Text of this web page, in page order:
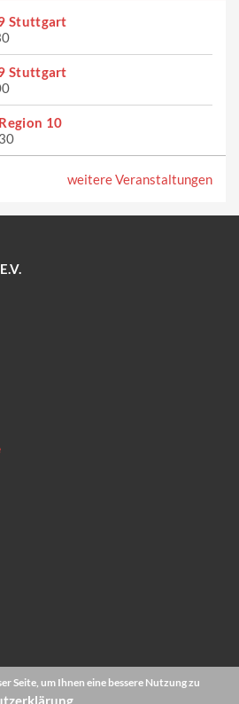
Stuttgart
Stuttgart
10
weitere Veranstaltungen
Seite, um Ihnen eine bessere Nutzung zu